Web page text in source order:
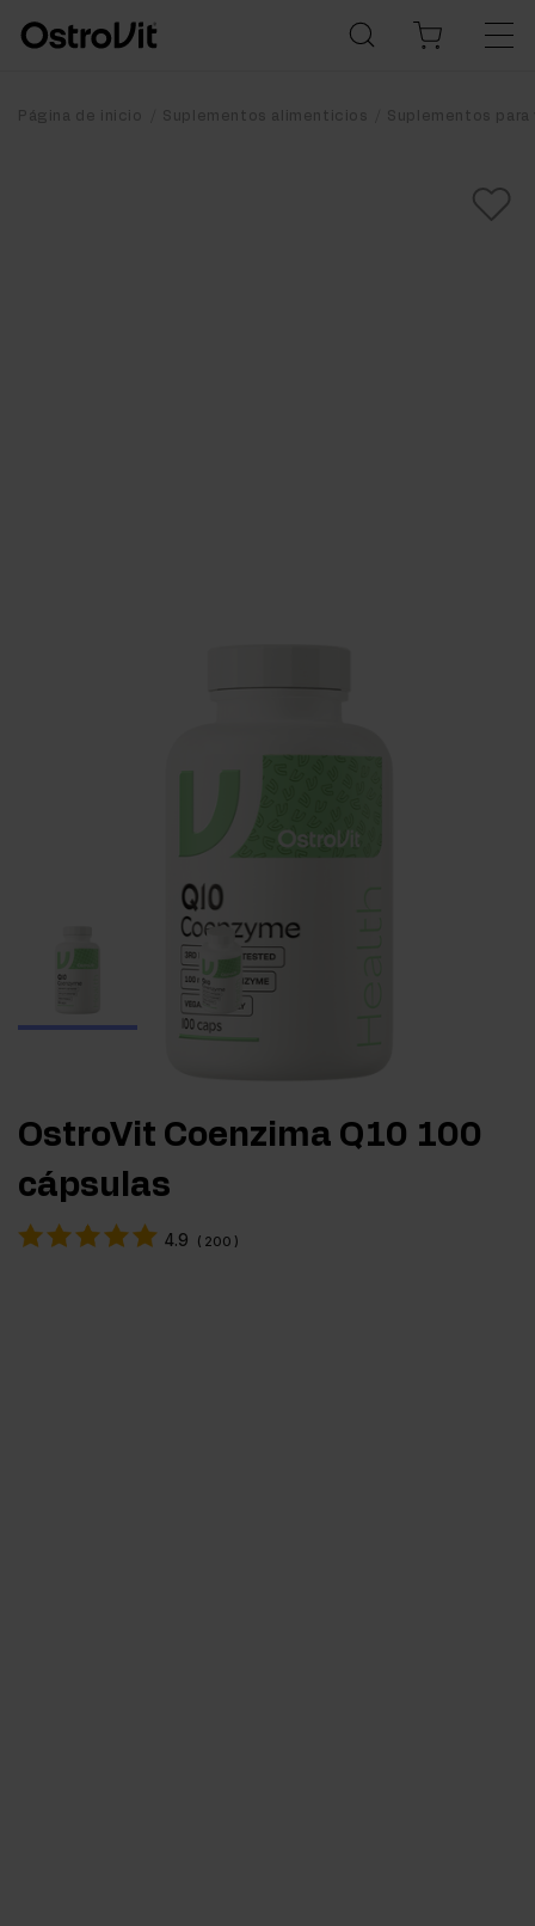
Página de inicio Suplementos alimenticios Suplementos para
OstroVit Coenzima Q10 100
cápsulas
4.9 ( 200 )